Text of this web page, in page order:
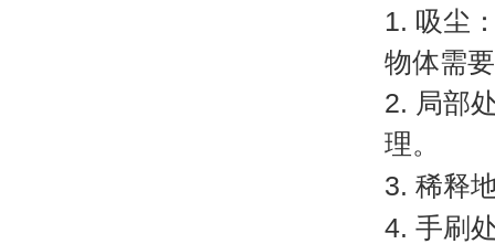
1. 吸尘
物体需
2. 局部
理。
3. 稀释
4. 手刷